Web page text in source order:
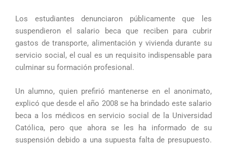
Los estudiantes denunciaron públicamente que les
suspendieron el salario beca que reciben para cubrir
gastos de transporte, alimentación y vivienda durante su
servicio social, el cual es un requisito indispensable para
culminar su formación profesional.
Un alumno, quien prefirió mantenerse en el anonimato,
explicó que desde el año 2008 se ha brindado este salario
beca a los médicos en servicio social de la Universidad
Católica, pero que ahora se les ha informado de su
suspensión debido a una supuesta falta de presupuesto.